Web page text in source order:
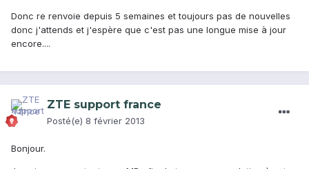
Donc re renvoie depuis 5 semaines et toujours pas de nouvelles
donc j'attends et j'espère que c'est pas une longue mise à jour
encore....
ZTE support france
Posté(e) 8 février 2013
Bonjour.